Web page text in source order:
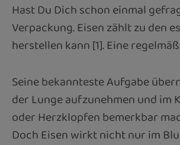
Hast Du Dich schon einmal
Verpackung. Eisen zählt zu den
herstellen kann [1]. Eine
Seine bekannteste Aufgabe
der Lunge aufzunehmen und im
oder Herzklopfen bemerkbar
Doch Eisen wirkt nicht nur im